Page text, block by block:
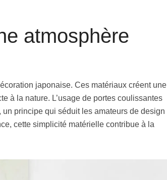
atmosphère
japonaise. Ces matériaux créent une
à la nature. L’usage de portes coulissantes
principe qui séduit les amateurs de design
cette simplicité matérielle contribue à la